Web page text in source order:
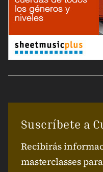
Suscríbete a
Recibirás
masterclasses